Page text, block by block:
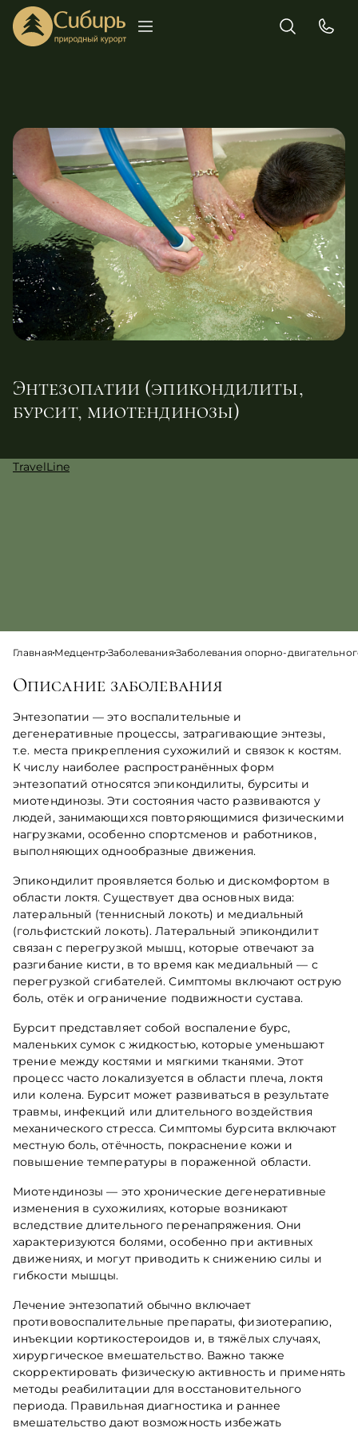
Энтезопатии (эпикондилиты,
бурсит, миотендинозы)
TravelLine
ГлавнаяМедцентрЗаболеванияЗаболевания опорно-
Описание заболевания
Энтезопатии — это воспалительные и
дегенеративные процессы, затрагивающие энтезы,
т.е. места прикрепления сухожилий и связок к костям.
К числу наиболее распространённых форм
энтезопатий относятся эпикондилиты, бурситы и
миотендинозы. Эти состояния часто развиваются у
людей, занимающихся повторяющимися физическими
нагрузками, особенно спортсменов и работников,
выполняющих однообразные движения.
Эпикондилит проявляется болью и дискомфортом в
области локтя. Существует два основных вида:
латеральный (теннисный локоть) и медиальный
(гольфистский локоть). Латеральный эпикондилит
связан с перегрузкой мышц, которые отвечают за
разгибание кисти, в то время как медиальный — с
перегрузкой сгибателей. Симптомы включают острую
боль, отёк и ограничение подвижности сустава.
Бурсит представляет собой воспаление бурс,
маленьких сумок с жидкостью, которые уменьшают
трение между костями и мягкими тканями. Этот
процесс часто локализуется в области плеча, локтя
или колена. Бурсит может развиваться в результате
травмы, инфекций или длительного воздействия
механического стресса. Симптомы бурсита включают
местную боль, отёчность, покраснение кожи и
повышение температуры в пораженной области.
Миотендинозы — это хронические дегенеративные
изменения в сухожилиях, которые возникают
вследствие длительного перенапряжения. Они
характеризуются болями, особенно при активных
движениях, и могут приводить к снижению силы и
гибкости мышцы.
Лечение энтезопатий обычно включает
противовоспалительные препараты, физиотерапию,
инъекции кортикостероидов и, в тяжёлых случаях,
хирургическое вмешательство. Важно также
скорректировать физическую активность и применять
методы реабилитации для восстановительного
периода. Правильная диагностика и раннее
вмешательство дают возможность избежать